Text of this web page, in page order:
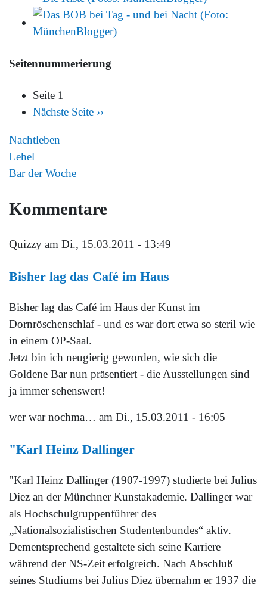
Seitennummerierung
Seite 1
Nächste Seite ››
Nachtleben
Lehel
Bar der Woche
Kommentare
Quizzy am Di., 15.03.2011 - 13:49
Bisher lag das Café im Haus
Bisher lag das Café im Haus der Kunst im
Dornröschenschlaf - und es war dort etwa so steril wie
in einem OP-Saal.
Jetzt bin ich neugierig geworden, wie sich die
Goldene Bar nun präsentiert - die Ausstellungen sind
ja immer sehenswert!
wer war nochma… am Di., 15.03.2011 - 16:05
"Karl Heinz Dallinger
"Karl Heinz Dallinger (1907-1997) studierte bei Julius
Diez an der Münchner Kunstakademie. Dallinger war
als Hochschulgruppenführer des
„Nationalsozialistischen Studentenbundes“ aktiv.
Dementsprechend gestaltete sich seine Karriere
während der NS-Zeit erfolgreich. Nach Abschluß
seines Studiums bei Julius Diez übernahm er 1937 die